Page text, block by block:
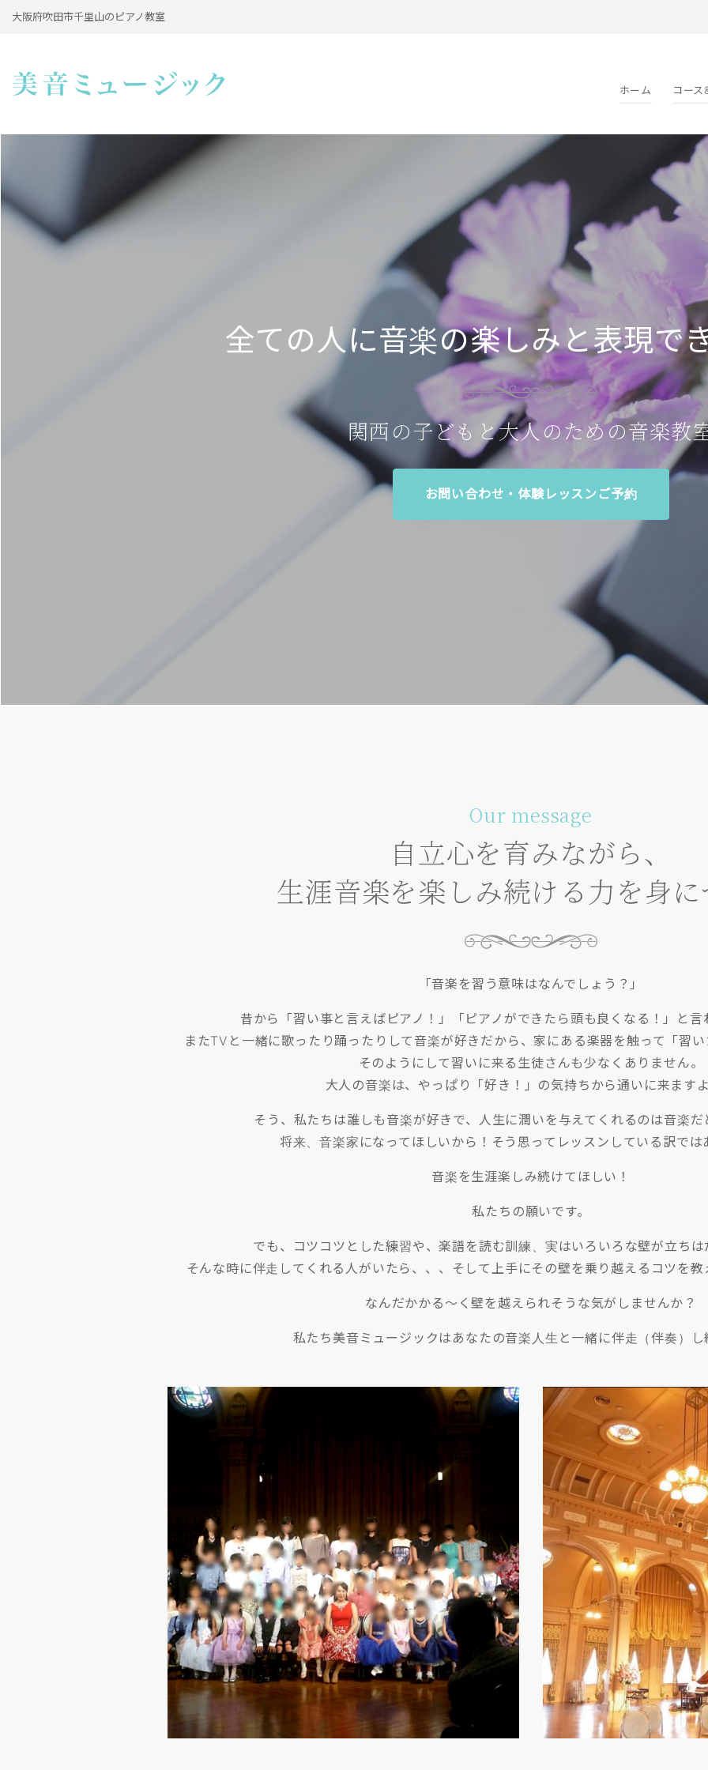
大阪府吹田市千里山のピアノ教室
ホーム コース
全ての人に音楽の楽しみと表現で
関西の子どもと大人のための音楽教
お問い合わせ・体験レッスンご予約
Our message
自立心を育みながら、
生涯音楽を楽しみ続ける力を身
「音楽を習う意味はなんでしょう？」
昔から「習い事と言えばピアノ！」「ピアノができたら頭も良くなる！」と
またTVと一緒に歌ったり踊ったりして音楽が好きだから、家にある楽器を触って「習
そのようにして習いに来る生徒さんも少なくありません。
大人の音楽は、やっぱり「好き！」の気持ちから通いに来ます
そう、私たちは誰しも音楽が好きで、人生に潤いを与えてくれるのは音楽だ
将来、音楽家になってほしいから！そう思ってレッスンしている訳では
音楽を生涯楽しみ続けてほしい！
私たちの願いです。
でも、コツコツとした練習や、楽譜を読む訓練、実はいろいろな壁が立ち
そんな時に伴走してくれる人がいたら、、、そして上手にその壁を乗り越えるコツを
なんだかかる〜く壁を越えられそうな気がしませんか？
私たち美音ミュージックはあなたの音楽人生と一緒に伴走（伴奏）し